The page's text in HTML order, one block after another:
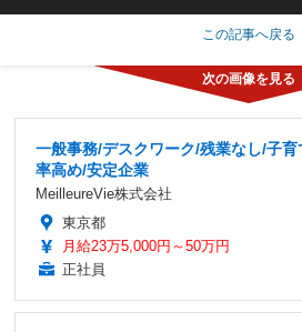
この記事へ戻る
一般事務/デスクワーク/残業なし/子
率高め/安定企業
MeilleureVie株式会社
東京都
月給23万5,000円～50万円
正社員